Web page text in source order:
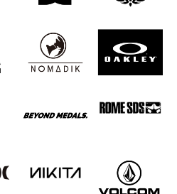
ご利用ガイド
店頭受取サービス
ギフトラッピング
アフターサポート
下取り保証について
お問い合わせ